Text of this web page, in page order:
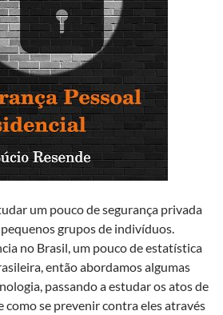
um pouco de segurança privada
grupos de indivíduos.
no Brasil, um pouco de estatística
então abordamos algumas
passando a estudar os atos de
como se prevenir contra eles através